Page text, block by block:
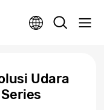
Udara